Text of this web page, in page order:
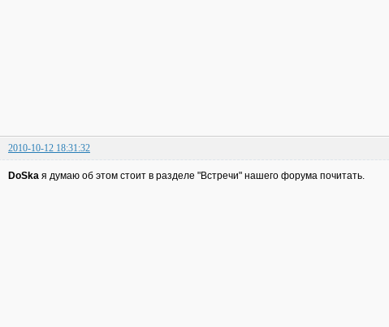
2010-10-12 18:31:32
DoSka я думаю об этом стоит в разделе "Встречи" нашего форума почитать.